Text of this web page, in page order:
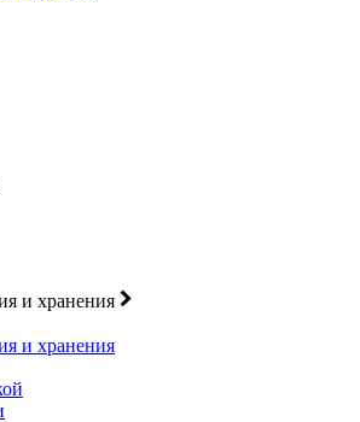
и хранения
и хранения